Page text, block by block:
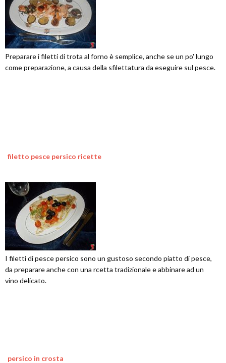
Preparare i filetti di trota al forno è semplice, anche se un po' lungo
come preparazione, a causa della sfilettatura da eseguire sul pesce.
filetto pesce persico ricette
I filetti di pesce persico sono un gustoso secondo piatto di pesce,
da preparare anche con una rcetta tradizionale e abbinare ad un
vino delicato.
persico in crosta